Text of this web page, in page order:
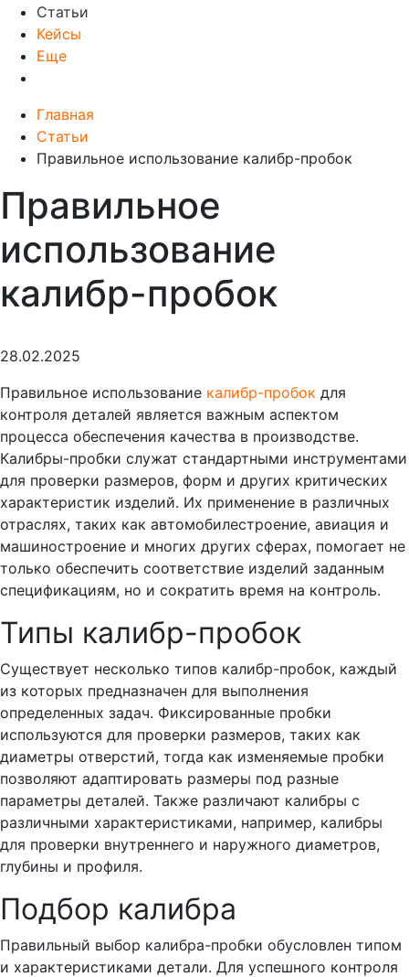
Статьи
Кейсы
Еще
Главная
Статьи
Правильное использование калибр-пробок
Правильное
использование
калибр-пробок
28.02.2025
Правильное использование калибр-пробок для
контроля деталей является важным аспектом
процесса обеспечения качества в производстве.
Калибры-пробки служат стандартными инструментами
для проверки размеров, форм и других критических
характеристик изделий. Их применение в различных
отраслях, таких как автомобилестроение, авиация и
машиностроение и многих других сферах, помогает не
только обеспечить соответствие изделий заданным
спецификациям, но и сократить время на контроль.
Типы калибр-пробок
Существует несколько типов калибр-пробок, каждый
из которых предназначен для выполнения
определенных задач. Фиксированные пробки
используются для проверки размеров, таких как
диаметры отверстий, тогда как изменяемые пробки
позволяют адаптировать размеры под разные
параметры деталей. Также различают калибры с
различными характеристиками, например, калибры
для проверки внутреннего и наружного диаметров,
глубины и профиля.
Подбор калибра
Правильный выбор калибра-пробки обусловлен типом
и характеристиками детали. Для успешного контроля